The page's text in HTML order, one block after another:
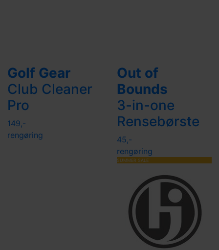
Golf Gear
Club Cleaner
Pro
149,-
rengøring
Out of
Bounds
3-in-one
Rensebørste
45,-
rengøring
SUMMER SALE